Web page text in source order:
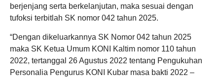
berjenjang serta berkelanjutan, maka sesuai dengan
tufoksi terbitlah SK nomor 042 tahun 2025.
“Dengan dikeluarkannya SK Nomor 042 tahun 2025
maka SK Ketua Umum KONI Kaltim nomor 110 tahun
2022, tertanggal 26 Agustus 2022 tentang Pengukuhan
Personalia Pengurus KONI Kubar masa bakti 2022 –